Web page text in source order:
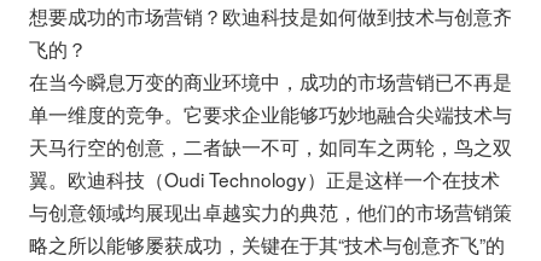
想要成功的市场营销？欧迪科技是如何做到技术与创意齐
飞的？
在当今瞬息万变的商业环境中，成功的市场营销已不再是
单一维度的竞争。它要求企业能够巧妙地融合尖端技术与
天马行空的创意，二者缺一不可，如同车之两轮，鸟之双
翼。欧迪科技（Oudi Technology）正是这样一个在技术
与创意领域均展现出卓越实力的典范，他们的市场营销策
略之所以能够屡获成功，关键在于其“技术与创意齐飞”的